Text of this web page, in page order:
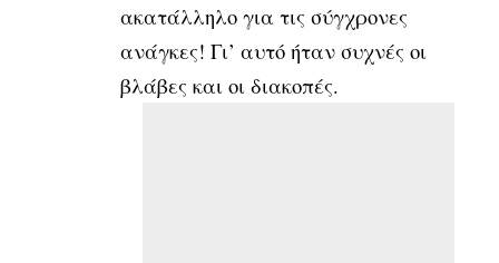
ακατάλληλο για τις σύγχρονες
ανάγκες! Γι’ αυτό ήταν συχνές οι
βλάβες και οι διακοπές.